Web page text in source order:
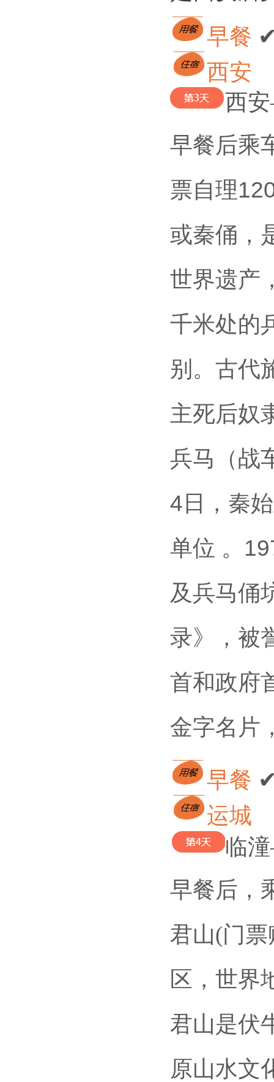
早餐
西安
西
早餐后乘
票自理
或秦俑，
世界遗产
千米处的
别。古代
主死后奴
兵马（战
4日，秦
单位 。
及兵马俑
录》，被
首和政府
金字名片
早餐
运城
临
早餐后，
君山(门
区，世界
君山是伏
原山水文